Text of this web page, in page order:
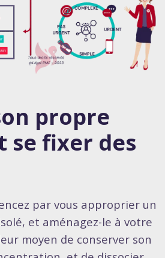
propre
se fixer des
par vous approprier un
et aménagez-le à votre
moyen de conserver son